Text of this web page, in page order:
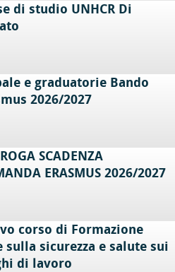
di studio UNHCR Di
e graduatorie Bando
2026/2027
SCADENZA
ERASMUS 2026/2027
corso di Formazione
sulla sicurezza e salute sui
di lavoro